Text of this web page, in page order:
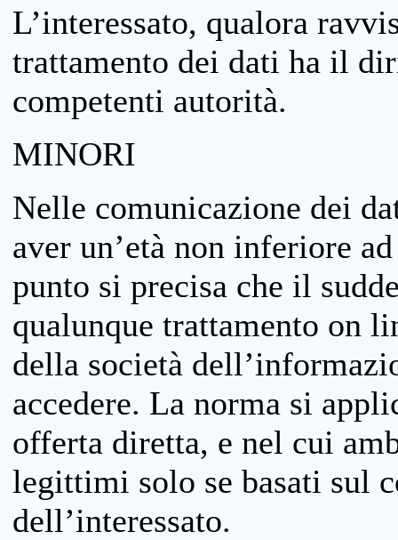
L’interessato, qualora
trattamento dei dati ha il
competenti autorità.
MINORI
Nelle comunicazione dei
aver un’età non inferiore
punto si precisa che il
qualunque trattamento on
della società
accedere. La norma si
offerta diretta, e nel cui
legittimi solo se basati sul
dell’interessato.